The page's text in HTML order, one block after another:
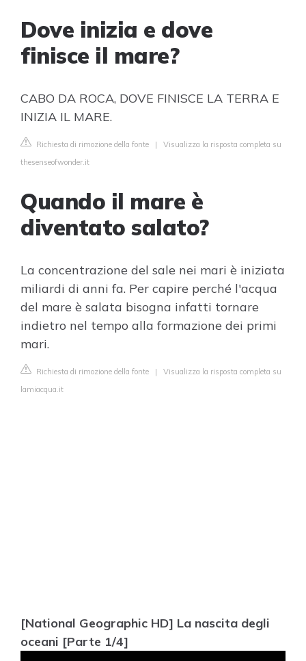
Dove inizia e dove
finisce il mare?
CABO DA ROCA, DOVE FINISCE LA TERRA E
INIZIA IL MARE.
Richiesta di rimozione della fonte | Visualizza la risposta completa su
thesenseofwonder.it
Quando il mare è
diventato salato?
La concentrazione del sale nei mari è iniziata
miliardi di anni fa. Per capire perché l'acqua
del mare è salata bisogna infatti tornare
indietro nel tempo alla formazione dei primi
mari.
Richiesta di rimozione della fonte | Visualizza la risposta completa su
lamiacqua.it
[National Geographic HD] La nascita degli
oceani [Parte 1/4]